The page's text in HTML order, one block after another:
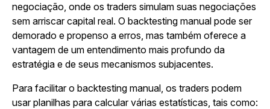
negociação, onde os traders simulam suas negociações
sem arriscar capital real. O backtesting manual pode ser
demorado e propenso a erros, mas também oferece a
vantagem de um entendimento mais profundo da
estratégia e de seus mecanismos subjacentes.
Para facilitar o backtesting manual, os traders podem
usar planilhas para calcular várias estatísticas, tais como: